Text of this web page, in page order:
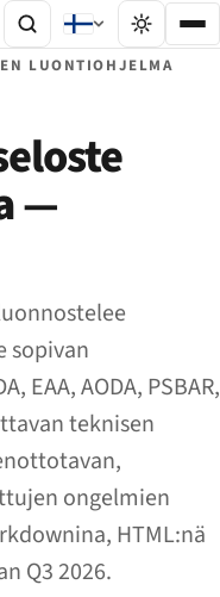
LUONTIOHJELMA
—
sopivan
EAA, AODA, PSBAR,
teknisen
ongelmien
HTML:nä
Q3 2026.